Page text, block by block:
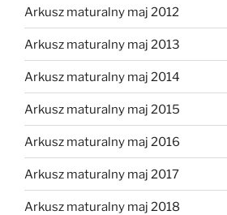
Arkusz maturalny maj 2012
Arkusz maturalny maj 2013
Arkusz maturalny maj 2014
Arkusz maturalny maj 2015
Arkusz maturalny maj 2016
Arkusz maturalny maj 2017
Arkusz maturalny maj 2018